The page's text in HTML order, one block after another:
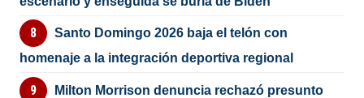
Santo Domingo 2026 baja el telón con
homenaje a la integración deportiva regional
Milton Morrison denuncia rechazó presunto